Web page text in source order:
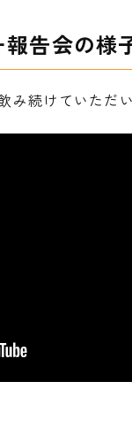
告会の様
み続けていた